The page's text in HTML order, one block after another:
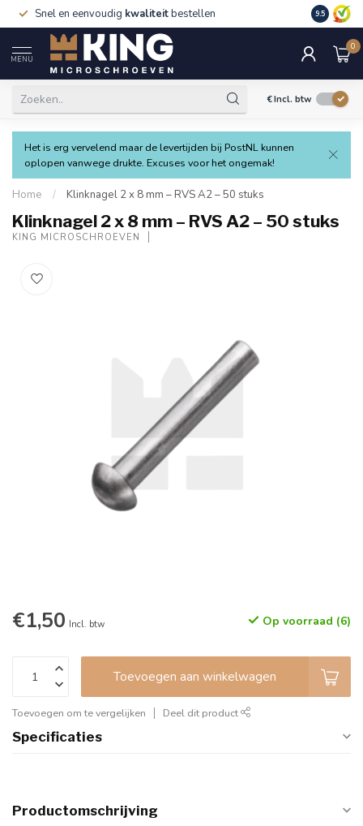
Snel en eenvoudig kwaliteitbestellen 9.5
MENU
0
€Incl. btw
Het is erg vervelend maar de levertijden bij PostNL kunnen
oplopen vanwege drukte. Excuses voor het ongemak!
Home / Klinknagel 2 x 8 mm – RVS A2 – 50 stuks
Klinknagel 2 x 8 mm – RVS A2 – 50 stuks
KING MICROSCHROEVEN
€1,50 Incl. btw Op voorraad (6)
Toevoegen aan winkelwagen
Toevoegen om te vergelijken Deel dit product
Specificaties
Productomschrijving